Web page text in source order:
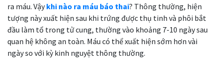
ra máu. Vậykhi nào ra máu báo thai? Thông thường, hiện
tượng này xuất hiện sau khi trứng được thụ tinh và phôi bắt
đầu làm tổ trong tử cung, thường vào khoảng 7-10 ngày sau
quan hệ không an toàn. Máu có thể xuất hiện sớm hơn vài
ngày so với kỳ kinh nguyệt thông thường.